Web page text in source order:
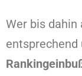
Wer bis